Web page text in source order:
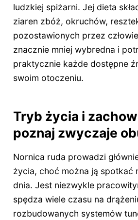
ludzkiej spiżarni. Jej dieta
ziaren zbóż, okruchów,
pozostawionych przez
znacznie mniej wybredna i
praktycznie każde dostępne
swoim otoczeniu.
Tryb życia i
poznaj zwyczaje
Nornica ruda prowadzi
życia, choć można ją spotkać
dnia. Jest niezwykle
spędza wiele czasu na
rozbudowanych systemów